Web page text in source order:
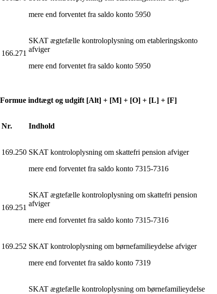
mere end forventet fra saldo konto 5950
166.271
SKAT ægtefælle kontroloplysning om etableringskonto
afviger
mere end forventet fra saldo konto 5950
Formue indtægt og udgift [Alt] + [M] + [O] + [L] + [F]
Nr. Indhold
169.250 SKAT kontroloplysning om skattefri pension afviger
mere end forventet fra saldo konto 7315-7316
169.251
SKAT ægtefælle kontroloplysning om skattefri pension
afviger
mere end forventet fra saldo konto 7315-7316
169.252 SKAT kontroloplysning om børnefamilieydelse afviger
mere end forventet fra saldo konto 7319
SKAT ægtefælle kontroloplysning om børnefamilieydelse